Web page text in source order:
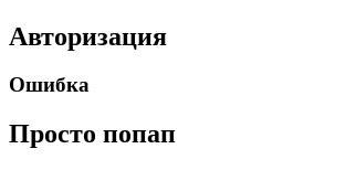
Авторизация
Ошибка
Просто попап